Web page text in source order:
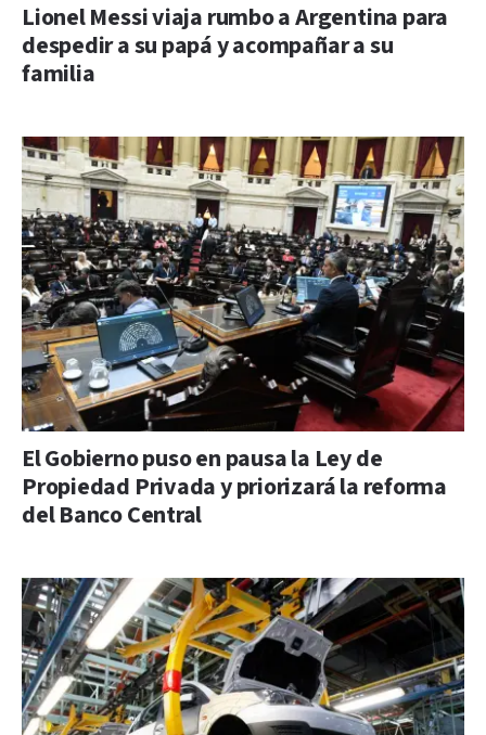
Lionel Messi viaja rumbo a Argentina para
despedir a su papá y acompañar a su
familia
El Gobierno puso en pausa la Ley de
Propiedad Privada y priorizará la reforma
del Banco Central